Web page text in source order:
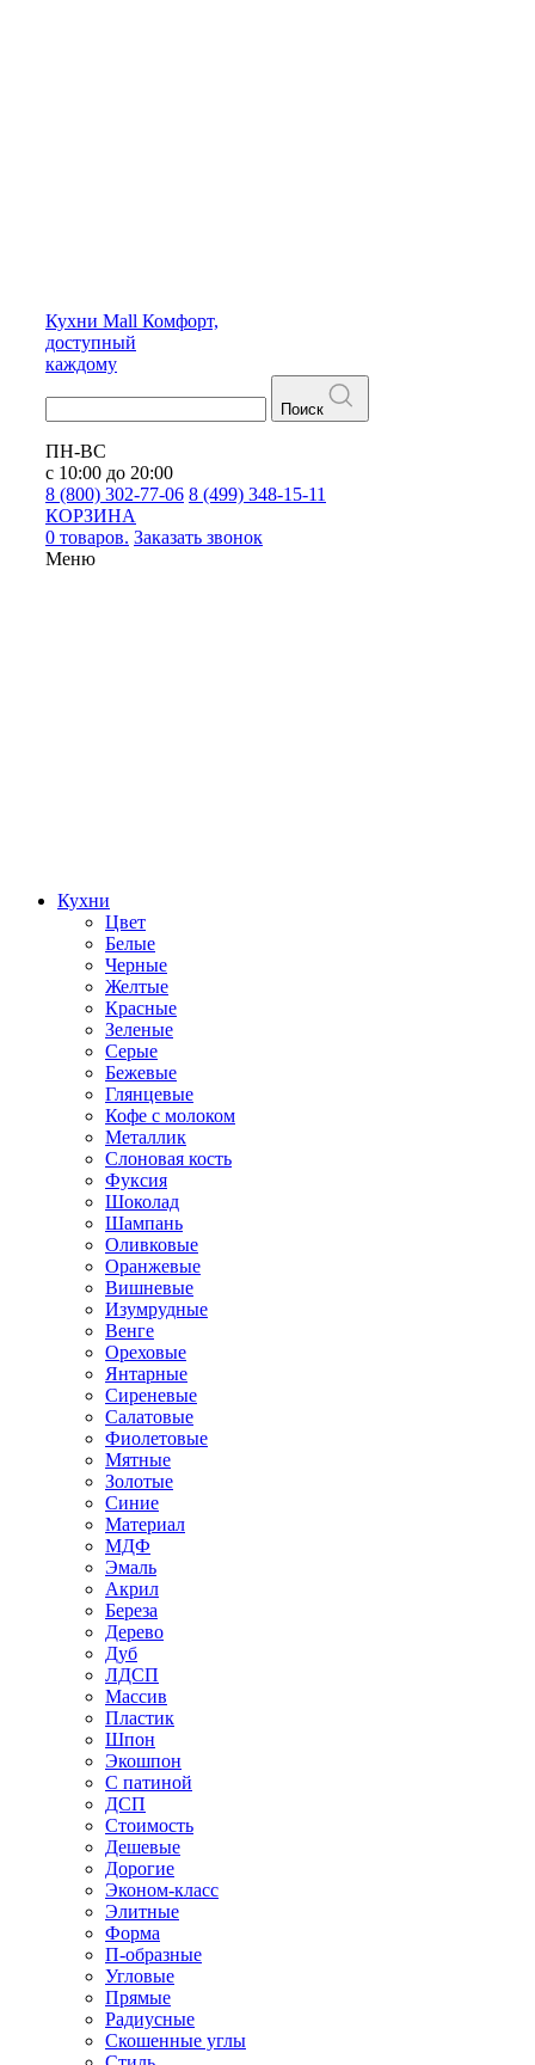
Кухни Mall Комфорт,
доступный
каждому
Поиск
ПН-ВС
с 10:00 до 20:00
8 (800) 302-77-06 8 (499) 348-15-11
КОРЗИНА
0 товаров. Заказать звонок
Меню
Кухни
Цвет
Белые
Черные
Желтые
Красные
Зеленые
Серые
Бежевые
Глянцевые
Кофе с молоком
Металлик
Слоновая кость
Фуксия
Шоколад
Шампань
Оливковые
Оранжевые
Вишневые
Изумрудные
Венге
Ореховые
Янтарные
Сиреневые
Салатовые
Фиолетовые
Мятные
Золотые
Синие
Материал
МДФ
Эмаль
Акрил
Береза
Дерево
Дуб
ЛДСП
Массив
Пластик
Шпон
Экошпон
С патиной
ДСП
Стоимость
Дешевые
Дорогие
Эконом-класс
Элитные
Форма
П-образные
Угловые
Прямые
Радиусные
Скошенные углы